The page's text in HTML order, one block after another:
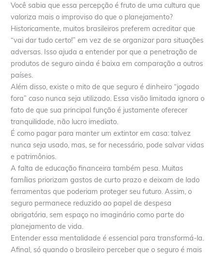
Você sabia que essa percepção é fruto de uma cultura que
valoriza mais o improviso do que o planejamento?
Historicamente, muitos brasileiros preferem acreditar que
“vai dar tudo certo!” em vez de se organizar para situações
adversas. Isso ajuda a entender por que a penetração de
produtos de seguro ainda é baixa em comparação a outros
países.
Além disso, existe o mito de que seguro é dinheiro “jogado
fora” caso nunca seja utilizado. Essa visão limitada ignora o
fato de que sua principal função é justamente oferecer
tranquilidade, não lucro imediato.
É como pagar para manter um extintor em casa: talvez
nunca seja usado, mas, se for necessário, pode salvar vidas
e patrimônios.
A falta de educação financeira também pesa. Muitas
famílias priorizam gastos de curto prazo e deixam de lado
ferramentas que poderiam proteger seu futuro. Assim, o
seguro permanece reduzido ao papel de despesa
obrigatória, sem espaço no imaginário como parte do
planejamento de vida.
Entender essa mentalidade é essencial para transformá-la.
Afinal, só quando o brasileiro perceber que o seguro é mais